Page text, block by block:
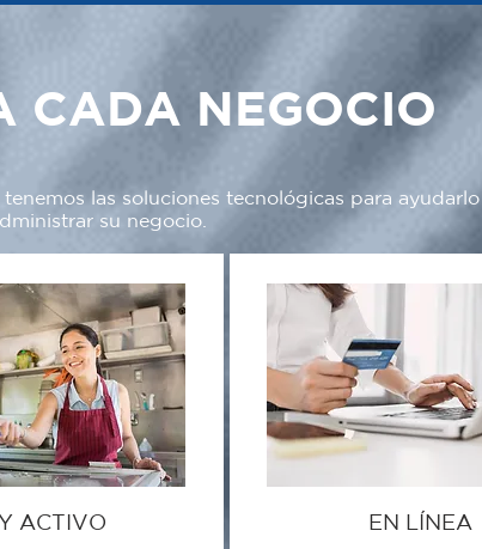
CADA NEGOCIO
las soluciones tecnológicas para ayudarlo
su negocio.
ACTIVO EN LÍNEA